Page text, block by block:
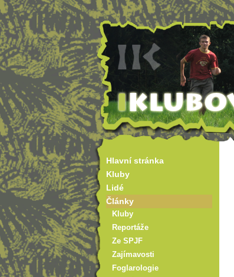
Hlavní stránka
Kluby
Lidé
Články
Kluby
Reportáže
Ze SPJF
Zajímavosti
Foglarologie